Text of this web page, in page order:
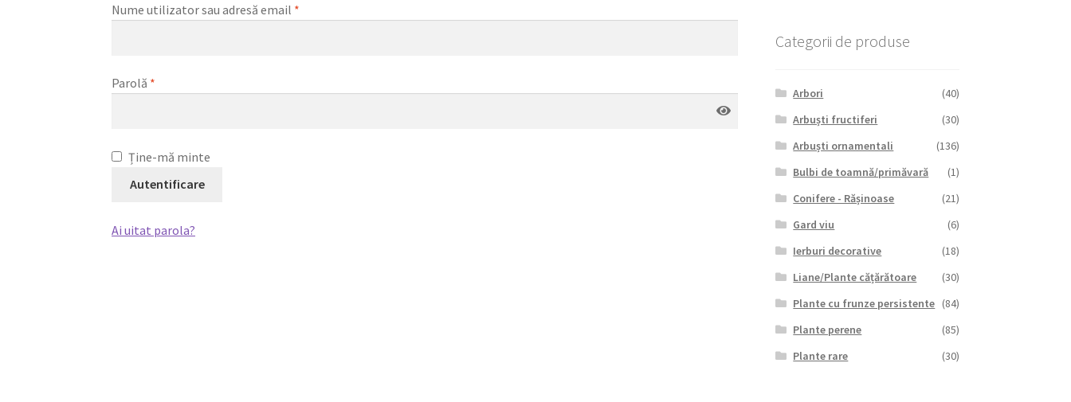
Nume utilizator sau adresă email *
Parolă *
Ține-mă minte
Autentificare
Ai uitat parola?
Categorii de produse
Arbori
(40)
Arbuști fructiferi
(30)
Arbuști ornamentali
(136)
Bulbi de toamnă/primăvară
(1)
Conifere - Rășinoase
(21)
Gard viu
(6)
Ierburi decorative
(18)
Liane/Plante cățărătoare
(30)
Plante cu frunze persistente (84)
Plante perene
(85)
Plante rare
(30)